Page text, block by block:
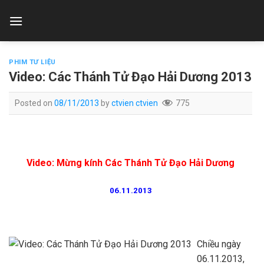
PHIM TƯ LIỆU
Video: Các Thánh Tử Đạo Hải Dương 2013
Posted on 08/11/2013 byctvien ctvien 775
Video: Mừng kính Các Thánh Tử Đạo Hải Dương
06.11.2013
Chiều ngày
06.11.2013,